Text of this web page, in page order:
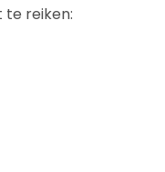
te reiken: